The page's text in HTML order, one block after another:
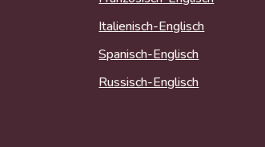
Italienisch-Englisch
Spanisch-Englisch
Russisch-Englisch